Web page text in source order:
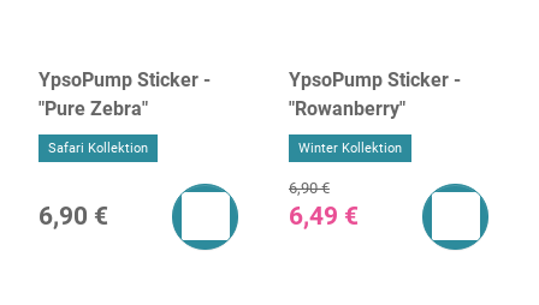
YpsoPump Sticker -
"Pure Zebra"
Safari Kollektion
6,90 €
YpsoPump Sticker -
"Rowanberry"
Winter Kollektion
6,49 €
6,90 €